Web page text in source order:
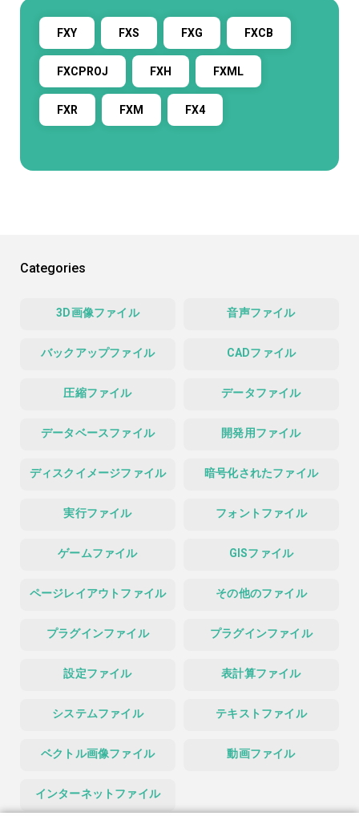
FXY FXS FXG FXCB
FXCPROJ FXH FXML
FXR FXM FX4
Categories
3D画像ファイル 音声ファイル
バックアップファイル CADファイル
圧縮ファイル データファイル
データベースファイル 開発用ファイル
ディスクイメージファイル 暗号化されたファイル
実行ファイル フォントファイル
ゲームファイル GISファイル
ページレイアウトファイル その他のファイル
プラグインファイル プラグインファイル
設定ファイル 表計算ファイル
システムファイル テキストファイル
ベクトル画像ファイル 動画ファイル
インターネットファイル